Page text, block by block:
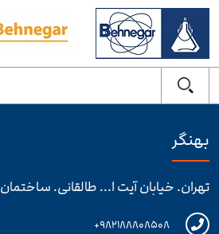
بهنگر
تهران. خیابان آیت ا... طالقانی. ساختمان ۲۹۲ طبقه ۶
۹۸۲۱۸۸۸۰۸۵۰۸+